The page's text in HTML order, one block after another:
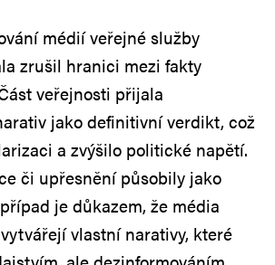
médií veřejné služby
zrušil hranici mezi fakty
veřejnosti přijala
jako definitivní verdikt, což
a zvýšilo politické napětí.
či upřesnění působily jako
je důkazem, že média
vlastní narativy, které